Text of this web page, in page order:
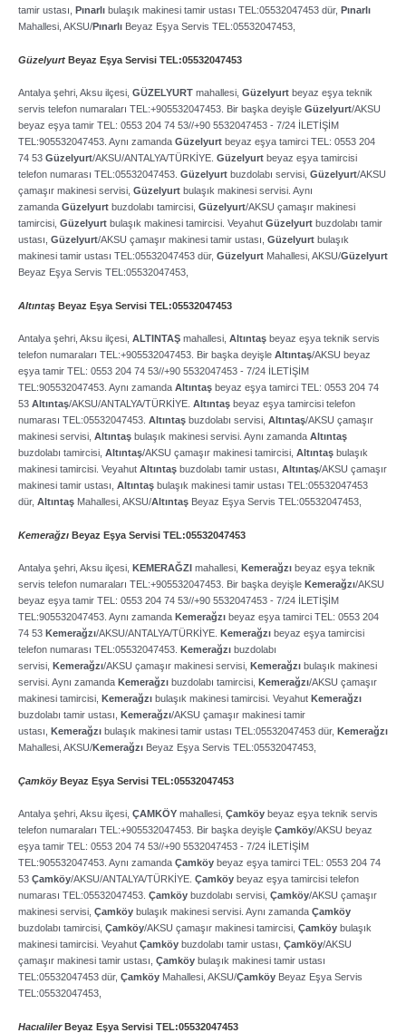
tamir ustası, Pınarlı bulaşık makinesi tamir ustası TEL:05532047453 dür, Pınarlı
Mahallesi, AKSU/Pınarlı Beyaz Eşya Servis TEL:05532047453,
Güzelyurt Beyaz Eşya Servisi TEL:05532047453
Antalya şehri, Aksu ilçesi, GÜZELYURT mahallesi, Güzelyurt beyaz eşya teknik
servis telefon numaraları TEL:+905532047453. Bir başka deyişle Güzelyurt/AKSU
beyaz eşya tamir TEL: 0553 204 74 53//+90 5532047453 ­- 7/24 İLETİŞİM
TEL:905532047453. Aynı zamanda Güzelyurt beyaz eşya tamirci TEL: 0553 204
74 53 Güzelyurt/AKSU/ANTALYA/TÜRKİYE. Güzelyurt beyaz eşya tamircisi
telefon numarası TEL:05532047453. Güzelyurt buzdolabı servisi, Güzelyurt/AKSU
çamaşır makinesi servisi, Güzelyurt bulaşık makinesi servisi. Aynı
zamanda Güzelyurt buzdolabı tamircisi, Güzelyurt/AKSU çamaşır makinesi
tamircisi, Güzelyurt bulaşık makinesi tamircisi. Veyahut Güzelyurt buzdolabı tamir
ustası, Güzelyurt/AKSU çamaşır makinesi tamir ustası, Güzelyurt bulaşık
makinesi tamir ustası TEL:05532047453 dür, Güzelyurt Mahallesi, AKSU/Güzelyurt
Beyaz Eşya Servis TEL:05532047453,
Altıntaş Beyaz Eşya Servisi TEL:05532047453
Antalya şehri, Aksu ilçesi, ALTINTAŞ mahallesi, Altıntaş beyaz eşya teknik servis
telefon numaraları TEL:+905532047453. Bir başka deyişle Altıntaş/AKSU beyaz
eşya tamir TEL: 0553 204 74 53//+90 5532047453 ­- 7/24 İLETİŞİM
TEL:905532047453. Aynı zamanda Altıntaş beyaz eşya tamirci TEL: 0553 204 74
53 Altıntaş/AKSU/ANTALYA/TÜRKİYE. Altıntaş beyaz eşya tamircisi telefon
numarası TEL:05532047453. Altıntaş buzdolabı servisi, Altıntaş/AKSU çamaşır
makinesi servisi, Altıntaş bulaşık makinesi servisi. Aynı zamanda Altıntaş
buzdolabı tamircisi, Altıntaş/AKSU çamaşır makinesi tamircisi, Altıntaş bulaşık
makinesi tamircisi. Veyahut Altıntaş buzdolabı tamir ustası, Altıntaş/AKSU çamaşır
makinesi tamir ustası, Altıntaş bulaşık makinesi tamir ustası TEL:05532047453
dür, Altıntaş Mahallesi, AKSU/Altıntaş Beyaz Eşya Servis TEL:05532047453,
Kemerağzı Beyaz Eşya Servisi TEL:05532047453
Antalya şehri, Aksu ilçesi, KEMERAĞZI mahallesi, Kemerağzı beyaz eşya teknik
servis telefon numaraları TEL:+905532047453. Bir başka deyişle Kemerağzı/AKSU
beyaz eşya tamir TEL: 0553 204 74 53//+90 5532047453 ­- 7/24 İLETİŞİM
TEL:905532047453. Aynı zamanda Kemerağzı beyaz eşya tamirci TEL: 0553 204
74 53 Kemerağzı/AKSU/ANTALYA/TÜRKİYE. Kemerağzı beyaz eşya tamircisi
telefon numarası TEL:05532047453. Kemerağzı buzdolabı
servisi, Kemerağzı/AKSU çamaşır makinesi servisi, Kemerağzı bulaşık makinesi
servisi. Aynı zamanda Kemerağzı buzdolabı tamircisi, Kemerağzı/AKSU çamaşır
makinesi tamircisi, Kemerağzı bulaşık makinesi tamircisi. Veyahut Kemerağzı
buzdolabı tamir ustası, Kemerağzı/AKSU çamaşır makinesi tamir
ustası, Kemerağzı bulaşık makinesi tamir ustası TEL:05532047453 dür, Kemerağzı
Mahallesi, AKSU/Kemerağzı Beyaz Eşya Servis TEL:05532047453,
Çamköy Beyaz Eşya Servisi TEL:05532047453
Antalya şehri, Aksu ilçesi, ÇAMKÖY mahallesi, Çamköy beyaz eşya teknik servis
telefon numaraları TEL:+905532047453. Bir başka deyişle Çamköy/AKSU beyaz
eşya tamir TEL: 0553 204 74 53//+90 5532047453 ­- 7/24 İLETİŞİM
TEL:905532047453. Aynı zamanda Çamköy beyaz eşya tamirci TEL: 0553 204 74
53 Çamköy/AKSU/ANTALYA/TÜRKİYE. Çamköy beyaz eşya tamircisi telefon
numarası TEL:05532047453. Çamköy buzdolabı servisi, Çamköy/AKSU çamaşır
makinesi servisi, Çamköy bulaşık makinesi servisi. Aynı zamanda Çamköy
buzdolabı tamircisi, Çamköy/AKSU çamaşır makinesi tamircisi, Çamköy bulaşık
makinesi tamircisi. Veyahut Çamköy buzdolabı tamir ustası, Çamköy/AKSU
çamaşır makinesi tamir ustası, Çamköy bulaşık makinesi tamir ustası
TEL:05532047453 dür, Çamköy Mahallesi, AKSU/Çamköy Beyaz Eşya Servis
TEL:05532047453,
Hacıaliler Beyaz Eşya Servisi TEL:05532047453